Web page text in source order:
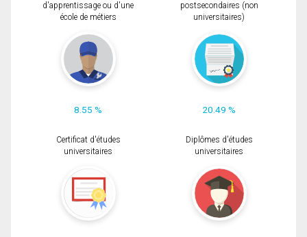
d'apprentissage ou d'une
école de métiers
8.55 %
postsecondaires (non
universitaires)
20.49 %
Certificat d'études
universitaires
Diplômes d'études
universitaires